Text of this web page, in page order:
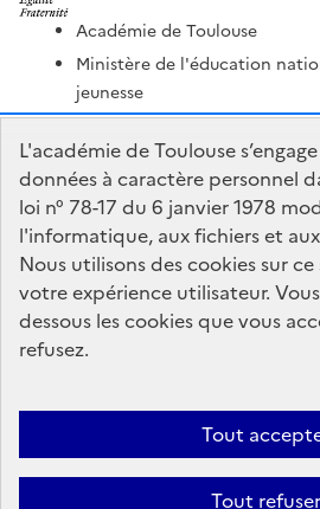
Académie de Toulouse
Ministère de l'éducation
jeunesse
Ministère de l'enseignement
recherche
Portail Pédagogique
Nous
DSDEN du Lot
1 place Jean-Jacques Chapou
46000 Cahors
Accessibilité : non conforme Mentions
Gestion
L'académie de Toulouse
données à caractère personnel
loi n° 78-17 du 6 janvier 1978
l'informatique, aux fichiers et
Nous utilisons des cookies sur
votre expérience utilisateur.
dessous les cookies que vous
refusez.
Tout
Tout refuser